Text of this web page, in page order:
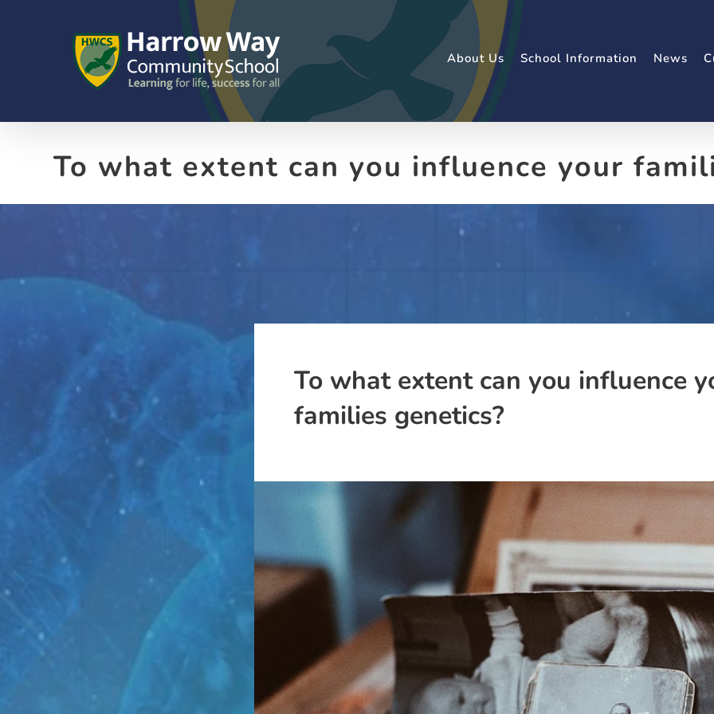
About Us School Information News
To what extent can you influence your
To what extent can you influence
families genetics?